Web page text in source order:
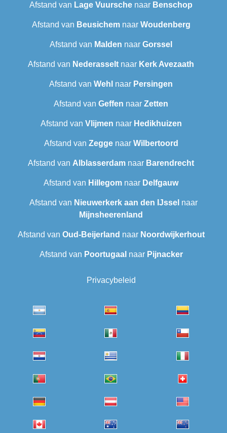
Afstand van Lage Vuursche naar Benschop
Afstand van Beusichemnaar Woudenberg
Afstand van Malden naar Gorssel
Afstand van Nederasselt naar Kerk Avezaath
Afstand van Wehl naar Persingen
Afstand van Geffen naar Zetten
Afstand van Vlijmen naar Hedikhuizen
Afstand van Zeggenaar Wilbertoord
Afstand van Alblasserdam naar Barendrecht
Afstand van Hillegom naar Delfgauw
Afstand van Nieuwerkerk aan den IJssel naar
Mijnsheerenland
Afstand van Oud-Beijerland naar Noordwijkerhout
Afstand van Poortugaal naar Pijnacker
Privacybeleid